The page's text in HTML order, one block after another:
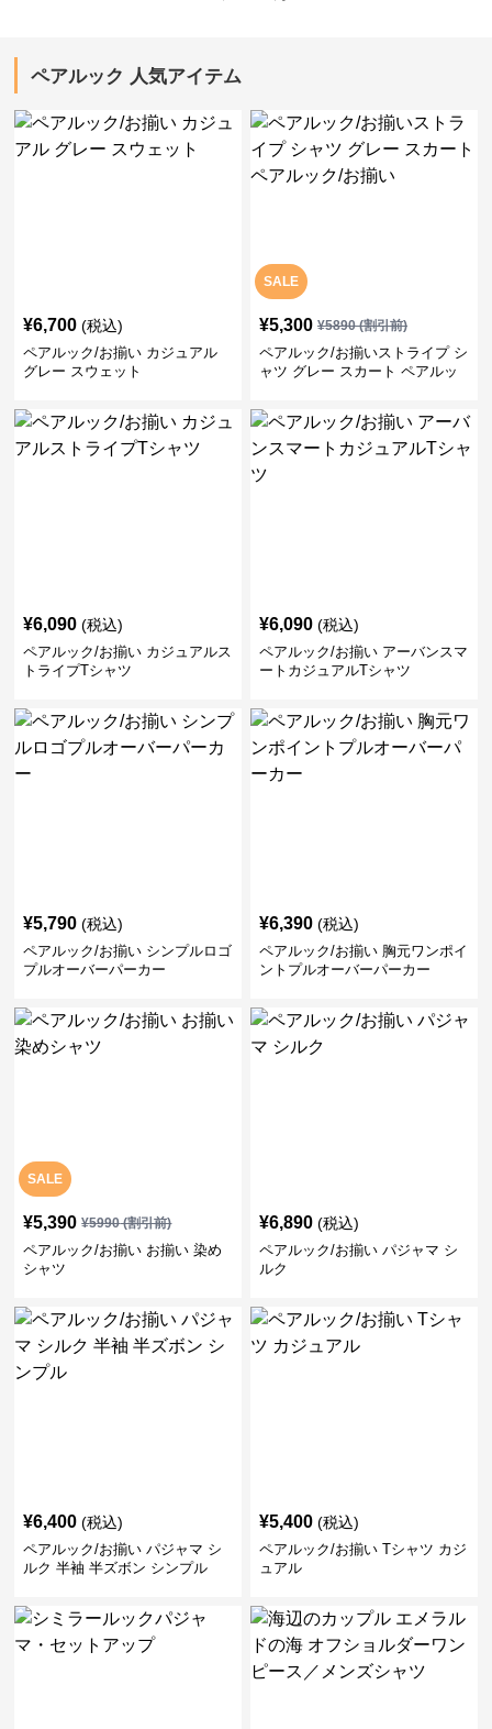
ペアルック 人気アイテム
¥6,700 (税込)
ペアルック/お揃い カジュアル
グレー スウェット
SALE
¥5,300 ¥5890(割引前)
ペアルック/お揃いストライプ シ
ャツ グレー スカート ペアルッ
¥6,090 (税込)
ペアルック/お揃い カジュアルス
トライプTシャツ
¥6,090 (税込)
ペアルック/お揃い アーバンスマ
ートカジュアルTシャツ
¥5,790 (税込)
ペアルック/お揃い シンプルロゴ
プルオーバーパーカー
¥6,390 (税込)
ペアルック/お揃い 胸元ワンポイ
ントプルオーバーパーカー
SALE
¥5,390 ¥5990(割引前)
ペアルック/お揃い お揃い 染め
シャツ
¥6,890 (税込)
ペアルック/お揃い パジャマ シ
ルク
¥6,400 (税込)
ペアルック/お揃い パジャマ シ
ルク 半袖 半ズボン シンプル
¥5,400 (税込)
ペアルック/お揃い Tシャツ カジ
ュアル